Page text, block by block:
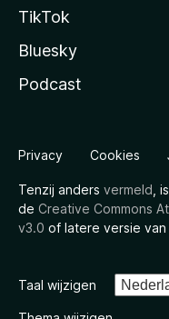
TikTok
Bluesky
Podcast
Privacy Cookies
Tenzij anders vermeld ,
de Creative Commons
v3.0 of latere versie
Taal wijzigen